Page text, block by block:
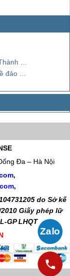
Lập
Sa
Đa – Hà Nội
,
,
do Sở kế
Giấy phép lữ
GP LHQT